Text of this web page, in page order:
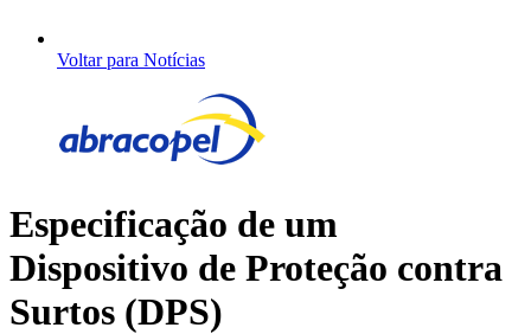
Voltar para Notícias
Especificação de um
Dispositivo de Proteção contra
Surtos (DPS)